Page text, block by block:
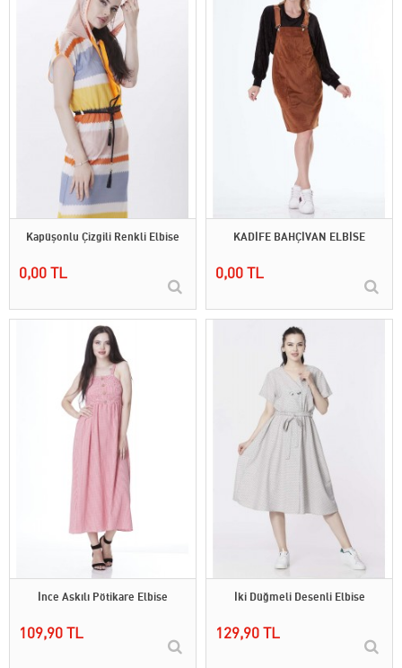
Kapüşonlu Çizgili Renkli Elbise
0,00 TL
KADİFE BAHÇİVAN ELBİSE
0,00 TL
İnce Askılı Pötikare Elbise
109,90 TL
İki Düğmeli Desenli Elbise
129,90 TL